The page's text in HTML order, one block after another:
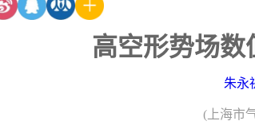
高空形势场
朱永
(上海市